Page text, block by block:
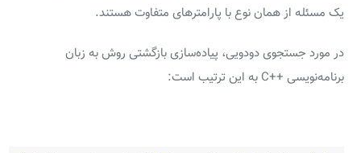
یک مسئله از همان نوع با پارامترهای متفاوت هستند.
در مورد جستجوی دودویی، پیاده‌سازی بازگشتی روش به زبان
برنامه‌نویسی ++C به این ترتیب است: